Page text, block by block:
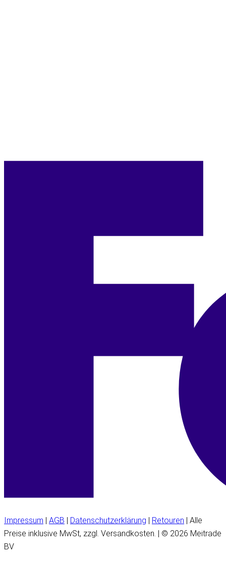
Impressum | AGB | Datenschutzerklärung | Retouren | Alle
Preise inklusive MwSt, zzgl. Versandkosten. | © 2026 Meitrade
BV